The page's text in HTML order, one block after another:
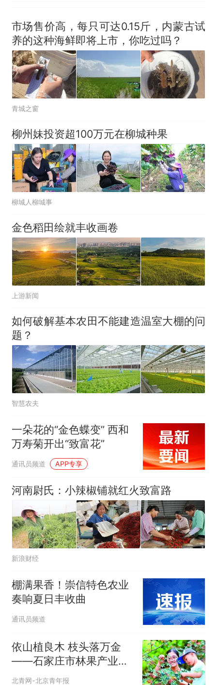
市场售价高，每只可达0.15斤，内蒙古试
养的这种海鲜即将上市，你吃过吗？
青城之窗
柳州妹投资超100万元在柳城种果
柳城人柳城事
金色稻田绘就丰收画卷
上游新闻
如何破解基本农田不能建造温室大棚的问
题？
智慧农夫
一朵花的“金色蝶变” 西和
万寿菊开出“致富花”
通讯员频道 APP专享
河南尉氏：小辣椒铺就红火致富路
新浪财经
棚满果香！崇信特色农业
奏响夏日丰收曲
通讯员频道
依山植良木 枝头落万金
——石家庄市林果产业实
现生态效益与经济效益双
北青网-北京青年报